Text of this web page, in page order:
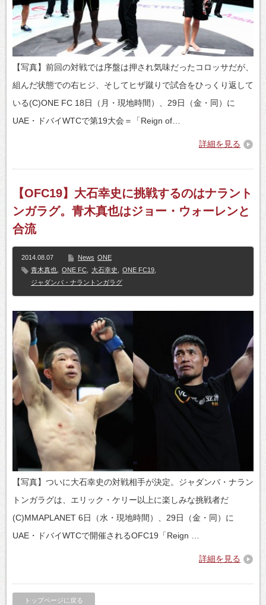
【写真】前回の対戦では序盤は押され気味だったコロッサだが、
組んだ状態での右ヒジ、そしてヒザ蹴りで試合をひっくり返して
いる(C)ONE FC 18日（月・現地時間）、29日（金・同）に
UAE・ドバイWTCで第19大会＝「Reign of…
詳細を見る
【OFC19】大石幸史に挑戦するのはナラント
ンガラグ。青木真也はジョー・ウォーレンと
合流
2014.08.07 News ONE
青木真也
ONE FC 大石幸史 ONE FC19
ジャダンバ・ナラントンガラグ
【写真】ついに大石幸史の対戦相手が決定。ジャダンバ・ナラン
トンガラグは、エリック・ケリー以上に楽しみな挑戦者だ
(C)MMAPLANET 6日（水・現地時間）、29日（金・同）に
UAE・ドバイWTCで開催されるOFC19「Reign …
詳細を見る
トップページに戻る